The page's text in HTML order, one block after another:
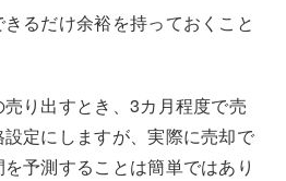
るだけ余裕を持っておくこと
り出すとき、3カ月程度で売
定にしますが、実際に売却で
予測することは簡単ではあり